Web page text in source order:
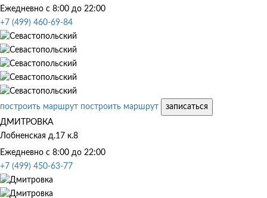
Ежедневно с 8:00 до 22:00
+7 (499) 460-69-84
построить маршрут построить маршрут
записаться
ДМИТРОВКА
Лобненская д.17 к.8
Ежедневно с 8:00 до 22:00
+7 (499) 450-63-77